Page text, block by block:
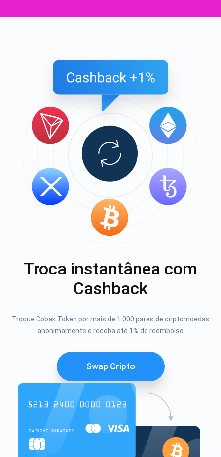
Troca instantânea com
Cashback
Troque Cobak Token por mais de 1.000 pares de criptomoedas
anonimamente e receba até 1% de reembolso
Swap Cripto